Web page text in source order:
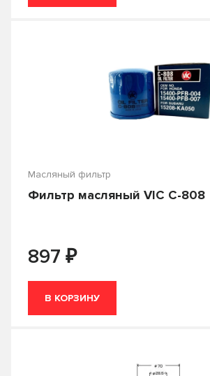
Масляный фильтр
Фильтр масляный VIC C-808
897 ₽
В КОРЗИНУ